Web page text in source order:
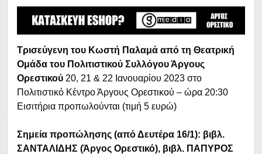
Τρισεύγενη του Κωστή Παλαμά από τη Θεατρική
Ομάδα του Πολιτιστικού Συλλόγου Άργους
Ορεστικού 20, 21 & 22 Ιανουαρίου 2023 στο
Πολιτιστικό Κέντρο Άργους Ορεστικού – ώρα 20:30
Εισιτήρια προπωλούνται (τιμή 5 ευρώ)
Σημεία προπώλησης (από Δευτέρα 16/1): βιβλ.
ΣΑΝΤΑΛΙΔΗΣ (Άργος Ορεστικό), βιβλ. ΠΑΠΥΡΟΣ